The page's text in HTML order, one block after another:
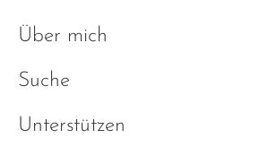
Erfahrungen und
Sichtweisen (Blog)
Über mich
Suche
Unterstützen